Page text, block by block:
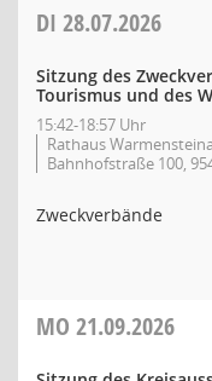
DI 28.07.2026
Sitzung des
Tourismus und des
15:42-18:57 Uhr
Rathaus
Bahnhofstraße 100,
Zweckverbände
MO 21.09.2026